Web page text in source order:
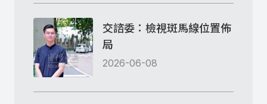
交諮委：檢視斑馬線位置佈
局
2026-06-08